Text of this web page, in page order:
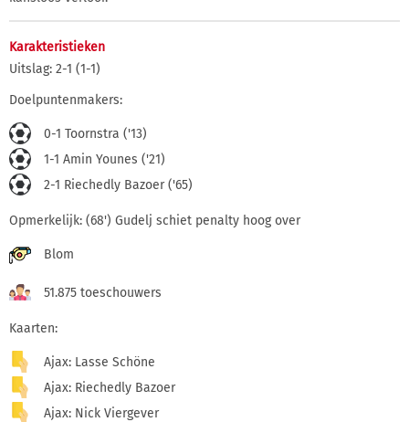
Karakteristieken
Uitslag: 2-1 (1-1)
Doelpuntenmakers:
0-1 Toornstra ('13)
1-1 Amin Younes ('21)
2-1 Riechedly Bazoer ('65)
Opmerkelijk: (68') Gudelj schiet penalty hoog over
Blom
51.875 toeschouwers
Kaarten:
Ajax: Lasse Schöne
Ajax: Riechedly Bazoer
Ajax: Nick Viergever